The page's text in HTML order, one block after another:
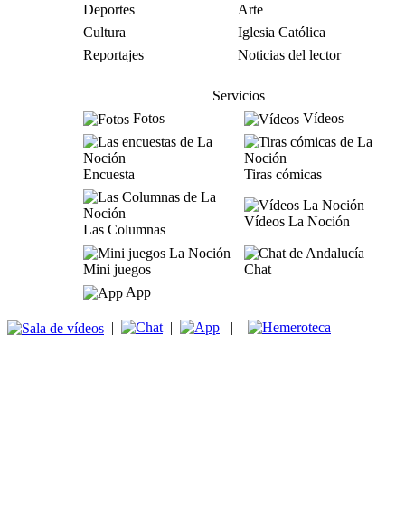
Deportes
Arte
Cultura
Iglesia Católica
Reportajes
Noticias del lector
Servicios
Fotos
Vídeos
Encuesta Tiras cómicas
Las Columnas
Vídeos La Noción
Mini juegos
Chat
App
| | |